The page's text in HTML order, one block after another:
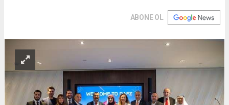
ABONE OL